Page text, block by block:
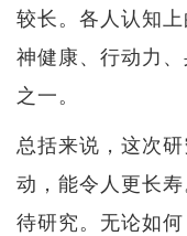
较长。各人认知
神健康、行动力
之一。
总括来说，这次
动，能令人更长
待研究。无论如